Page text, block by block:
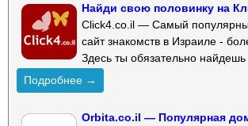
Найди свою половинку на
Click4.co.il — Самый
сайт знакомств в Израиле -
Здесь ты обязательно
Подробнее →
Orbita.co.il — Популярная